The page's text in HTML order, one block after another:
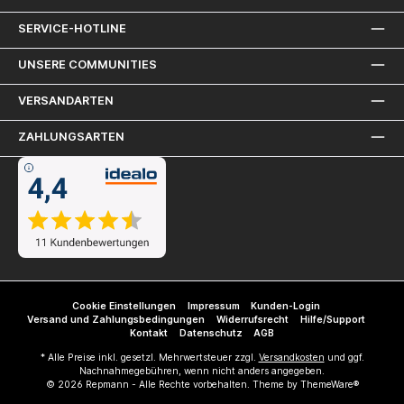
mit mattem Finish: weiß, gelb, orange, rot, schwarz,
isolierende Helme zur Verwendung in
Niederspannungsanlagen.
SERVICE-HOTLINE
UNSERE COMMUNITIES
VERSANDARTEN
ZAHLUNGSARTEN
Cookie Einstellungen Impressum
Kunden-Login
Versand und Zahlungsbedingungen
Widerrufsrecht
Hilfe/Support
Kontakt
Datenschutz AGB
* Alle Preise inkl. gesetzl. Mehrwertsteuer zzgl. Versandkosten und ggf.
Nachnahmegebühren, wenn nicht anders angegeben.
© 2026 Repmann - Alle Rechte vorbehalten. Theme by ThemeWare®